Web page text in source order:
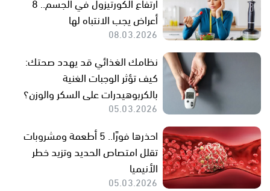
أعراض يجب الانتباه لها
08.03.2026
نظامك الغذائي قد يهدد صحتك:
كيف تؤثر الوجبات الغنية
بالكربوهيدرات على السكر والوزن؟
05.03.2026
احذرها فورًا.. 5 أطعمة ومشروبات
تقلل امتصاص الحديد وتزيد خطر
الأنيميا
05.03.2026